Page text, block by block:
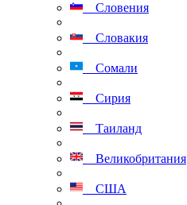
Словения
Словакия
Сомали
Сирия
Таиланд
Великобритания
США